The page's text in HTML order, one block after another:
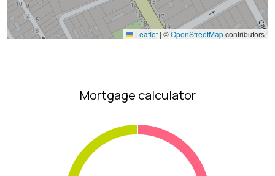
Leaflet | ©OpenStreetMapcontributors
Mortgage calculator